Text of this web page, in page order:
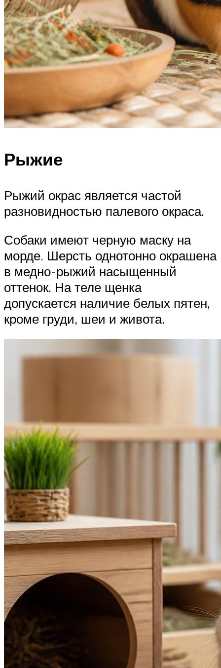
Рыжие
Рыжий окрас является частой
разновидностью палевого окраса.
Собаки имеют черную маску на
морде. Шерсть однотонно окрашена
в медно-рыжий насыщенный
оттенок. На теле щенка
допускается наличие белых пятен,
кроме груди, шеи и живота.